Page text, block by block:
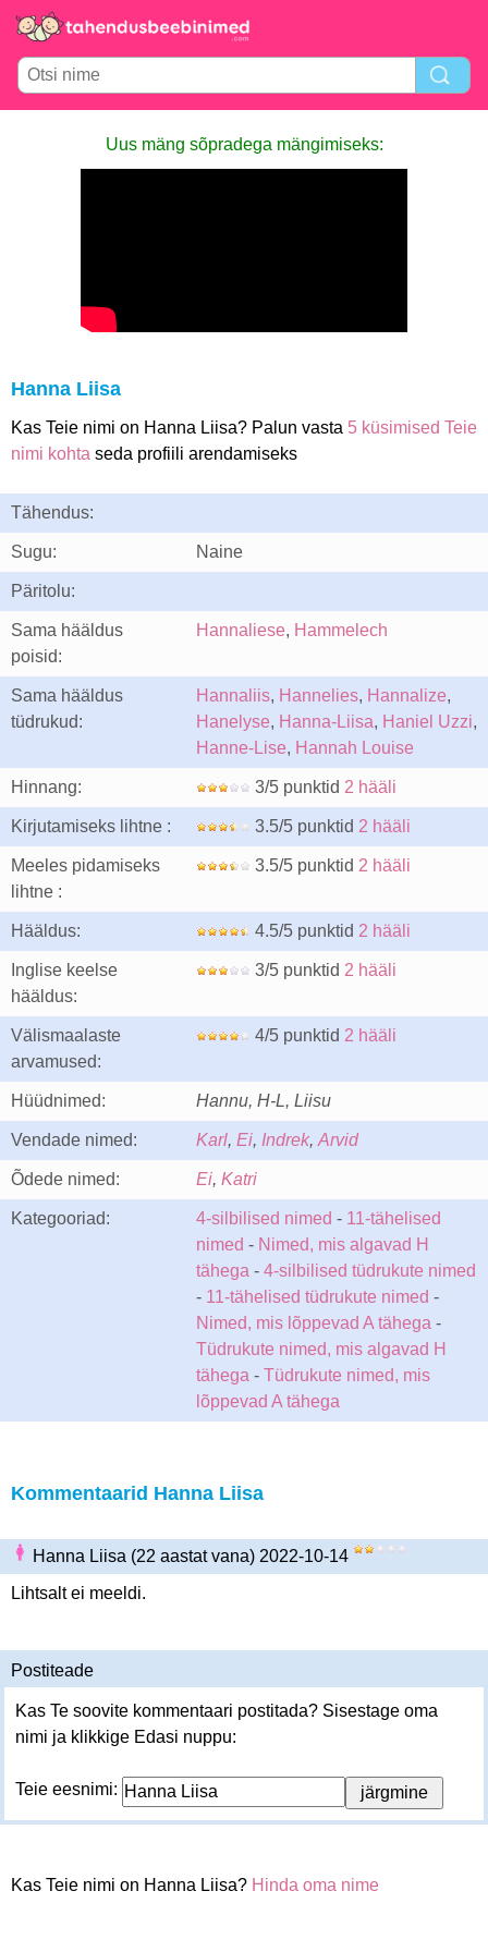
Uus mäng sõpradega mängimiseks:
Hanna Liisa
Kas Teie nimi on Hanna Liisa? Palun vasta 5 küsimised Teie
nimi kohta seda profiili arendamiseks
Tähendus:
Sugu: Naine
Päritolu:
Sama hääldus
poisid:
Hannaliese, Hammelech
Sama hääldus
tüdrukud:
Hannaliis, Hannelies, Hannalize,
Hanelyse, Hanna-Liisa, Haniel Uzzi,
Hanne-Lise, Hannah Louise
Hinnang: 3/5 punktid 2 hääli
Kirjutamiseks lihtne : 3.5/5 punktid 2 hääli
Meeles pidamiseks
lihtne :
3.5/5 punktid 2 hääli
Hääldus: 4.5/5 punktid 2 hääli
Inglise keelse
hääldus:
3/5 punktid 2 hääli
Välismaalaste
arvamused:
4/5 punktid 2 hääli
Hüüdnimed: Hannu, H-L, Liisu
Vendade nimed: Karl, Ei, Indrek, Arvid
Õdede nimed: Ei, Katri
Kategooriad: 4-silbilised nimed - 11-tähelised
nimed - Nimed, mis algavad H
tähega - 4-silbilised tüdrukute nimed
- 11-tähelised tüdrukute nimed -
Nimed, mis lõppevad A tähega -
Tüdrukute nimed, mis algavad H
tähega - Tüdrukute nimed, mis
lõppevad A tähega
Kommentaarid Hanna Liisa
Hanna Liisa (22 aastat vana) 2022-10-14
Lihtsalt ei meeldi.
Postiteade
Kas Te soovite kommentaari postitada? Sisestage oma
nimi ja klikkige Edasi nuppu:
Teie eesnimi:
Kas Teie nimi on Hanna Liisa? Hinda oma nime